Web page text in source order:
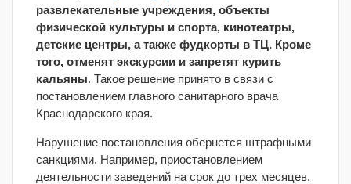
развлекательные учреждения, объекты
физической культуры и спорта, кинотеатры,
детские центры, а также фудкорты в ТЦ. Кроме
того, отменят экскурсии и запретят курить
кальяны. Такое решение принято в связи с
постановлением главного санитарного врача
Краснодарского края.
Нарушение постановления обернется штрафными
санкциями. Например, приостановлением
деятельности заведений на срок до трех месяцев.